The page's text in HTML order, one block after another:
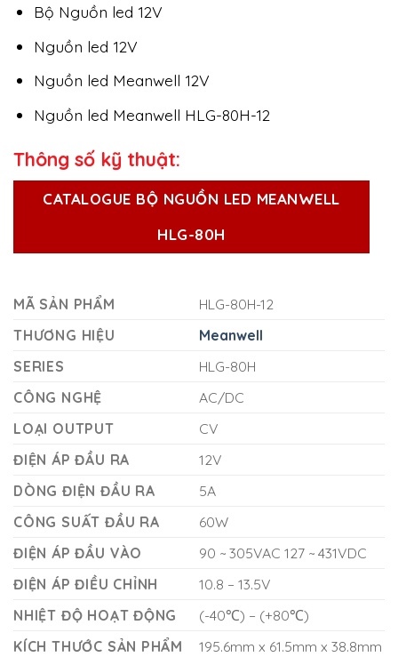
Bộ Nguồn led 12V
Nguồn led 12V
Nguồn led Meanwell 12V
Nguồn led Meanwell HLG-80H-12
Thông số kỹ thuật:
CATALOGUE BỘ NGUỒN LED MEANWELL
HLG-80H
MÃ SẢN PHẨM
HLG-80H-12
THƯƠNG HIỆU
Meanwell
SERIES
HLG-80H
CÔNG NGHỆ
AC/DC
LOẠI OUTPUT
CV
ĐIỆN ÁP ĐẦU RA
12V
DÒNG ĐIỆN ĐẦU RA
5A
CÔNG SUẤT ĐẦU RA
60W
ĐIỆN ÁP ĐẦU VÀO
90 ~ 305VAC 127 ~ 431VDC
ĐIỆN ÁP ĐIỀU CHỈNH
10.8 – 13.5V
NHIỆT ĐỘ HOẠT ĐỘNG
(-40℃) – (+80℃)
KÍCH THƯỚC SẢN PHẨM
195.6mm x 61.5mm x 38.8mm